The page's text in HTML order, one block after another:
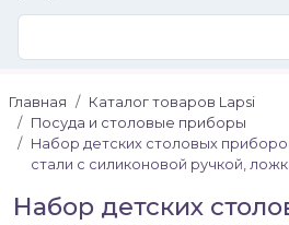
Главная
Каталог товаров Lapsi
Посуда и столовые приборы
Набор детских столовых
стали с силиконовой ручкой,
Набор детских